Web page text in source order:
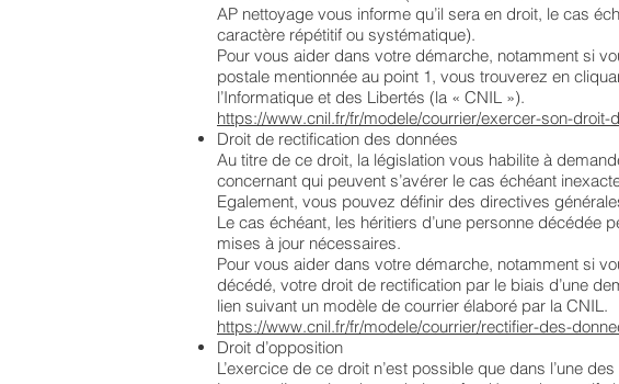
AP nettoyage vous informe qu’il sera en droit, le cas
caractère répétitif ou systématique).
Pour vous aider dans votre démarche, notamment si
postale mentionnée au point 1, vous trouverez en
l’Informatique et des Libertés (la « CNIL »).
https://www.cnil.fr/fr/modele/courrier/exercer-son-droit-
Droit de rectification des données
Au titre de ce droit, la législation vous habilite à
concernant qui peuvent s’avérer le cas échéant
Egalement, vous pouvez définir des directives
Le cas échéant, les héritiers d’une personne
mises à jour nécessaires.
Pour vous aider dans votre démarche, notamment si
décédé, votre droit de rectification par le biais d’une
lien suivant un modèle de courrier élaboré par la CNIL.
https://www.cnil.fr/fr/modele/courrier/rectifier-des-
Droit d’opposition
L’exercice de ce droit n’est possible que dans l’une